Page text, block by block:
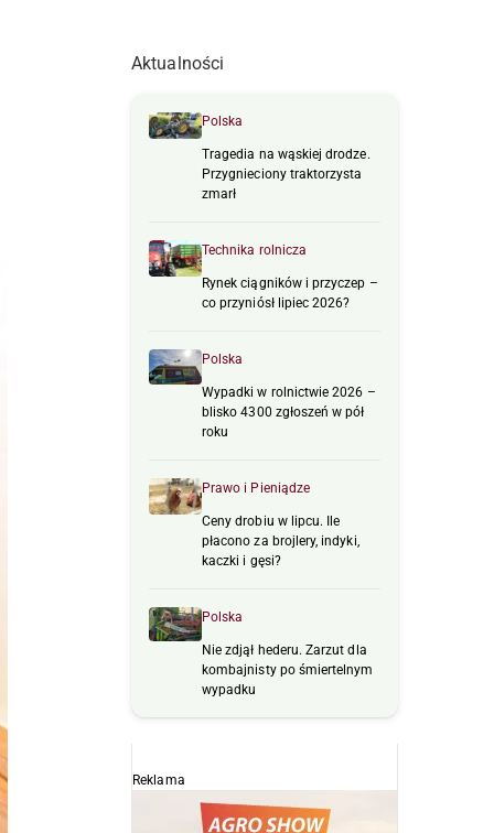
Aktualności
Polska
Tragedia na wąskiej drodze.
Przygnieciony traktorzysta
zmarł
Technika rolnicza
Rynek ciągników i przyczep –
co przyniósł lipiec 2026?
Polska
Wypadki w rolnictwie 2026 –
blisko 4300 zgłoszeń w pół
roku
Prawo i Pieniądze
Ceny drobiu w lipcu. Ile
płacono za brojlery, indyki,
kaczki i gęsi?
Polska
Nie zdjął hederu. Zarzut dla
kombajnisty po śmiertelnym
wypadku
Reklama